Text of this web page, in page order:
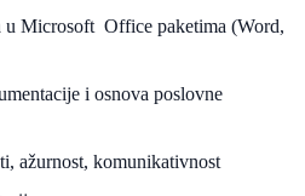
u Microsoft Office paketima (Word,
i osnova poslovne
ažurnost, komunikativnost